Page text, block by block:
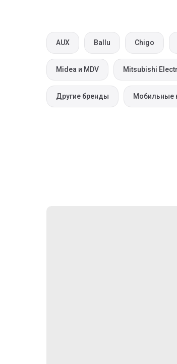
AUX Ballu Chigo
Midea и MDV Mitsubishi
Другие бренды Мобильные